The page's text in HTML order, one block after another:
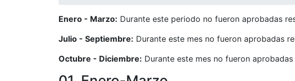
Enero - Marzo: Durante este periodo no fueron aprobadas
Julio - Septiembre: Durante este mes no fueron aprobadas
Octubre - Diciembre: Durante este mes no fueron